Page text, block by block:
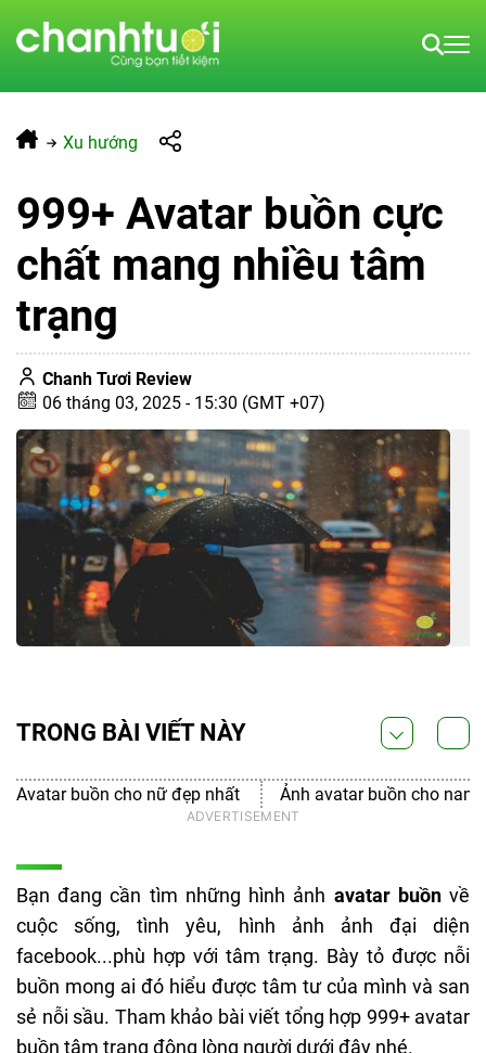
Xu hướng
999+ Avatar buồn cực
chất mang nhiều tâm
trạng
Chanh Tươi Review
06 tháng 03, 2025 - 15:30 (GMT +07)
Bạn đang cần tìm những hình ảnh avatar buồnvề
cuộc sống, tình yêu, hình ảnh ảnh đại diện
facebook...phù hợp với tâm trạng. Bày tỏ được nỗi
buồn mong ai đó hiểu được tâm tư của mình và san
sẻ nỗi sầu. Tham khảo bài viết tổng hợp 999+ avatar
buồn tâm trạng động lòng người dưới đây nhé.
TRONG BÀI VIẾT NÀY
Avatar buồn cho nữ đẹp nhất Ảnh avatar buồn cho nam